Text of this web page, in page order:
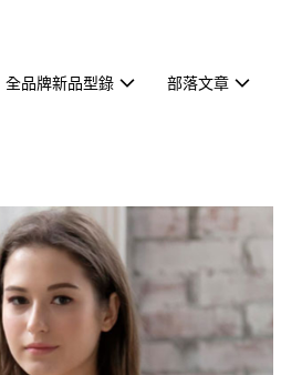
全品牌新品型錄 部落文章